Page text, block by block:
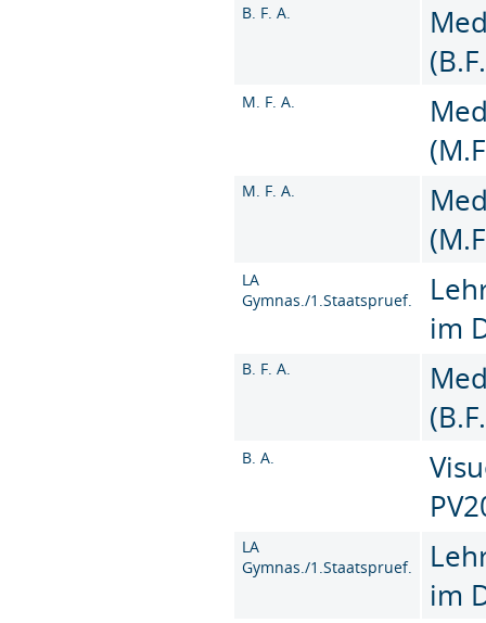
B. F. A.
M. F. A.
M. F. A.
LA
Gymnas./1.Staatspruef.
im
B. F. A.
B. A.
LA
Gymnas./1.Staatspruef.
im